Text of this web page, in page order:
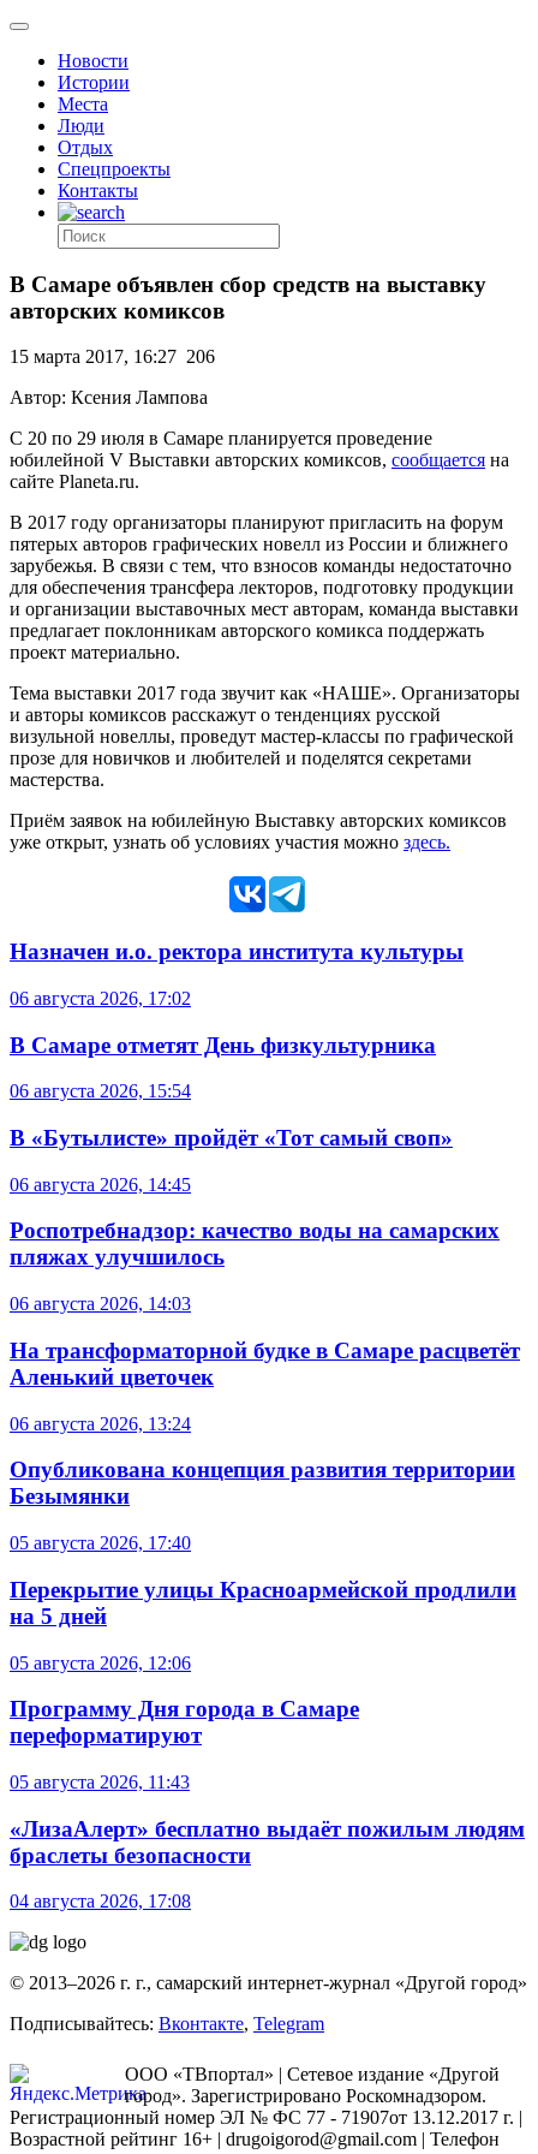
Новости
Истории
Места
Люди
Отдых
Спецпроекты
Контакты
В Самаре объявлен сбор средств на выставку
авторских комиксов
15 марта 2017, 16:27 206
Автор: Ксения Лампова
С 20 по 29 июля в Самаре планируется проведение
юбилейной V Выставки авторских комиксов, сообщается на
сайте Planeta.ru.
В 2017 году организаторы планируют пригласить на форум
пятерых авторов графических новелл из России и ближнего
зарубежья. В связи с тем, что взносов команды недостаточно
для обеспечения трансфера лекторов, подготовку продукции
и организации выставочных мест авторам, команда выставки
предлагает поклонникам авторского комикса поддержать
проект материально.
Тема выставки 2017 года звучит как «НАШЕ». Организаторы
и авторы комиксов расскажут о тенденциях русской
визульной новеллы, проведут мастер-классы по графической
прозе для новичков и любителей и поделятся секретами
мастерства.
Приём заявок на юбилейную Выставку авторских комиксов
уже открыт, узнать об условиях участия можно здесь.
Назначен и.о. ректора института культуры
06 августа 2026, 17:02
В Самаре отметят День физкультурника
06 августа 2026, 15:54
В «Бутылисте» пройдёт «Тот самый своп»
06 августа 2026, 14:45
Роспотребнадзор: качество воды на самарских
пляжах улучшилось
06 августа 2026, 14:03
На трансформаторной будке в Самаре расцветёт
Аленький цветочек
06 августа 2026, 13:24
Опубликована концепция развития территории
Безымянки
05 августа 2026, 17:40
Перекрытие улицы Красноармейской продлили
на 5 дней
05 августа 2026, 12:06
Программу Дня города в Самаре
переформатируют
05 августа 2026, 11:43
«ЛизаАлерт» бесплатно выдаёт пожилым людям
браслеты безопасности
04 августа 2026, 17:08
© 2013–2026 г. г., самарский интернет-журнал «Другой город»
Подписывайтесь: Вконтакте, Telegram
ООО «ТВпортал» | Сетевое издание «Другой
город». Зарегистрировано Роскомнадзором.
Регистрационный номер ЭЛ № ФС 77 - 71907от 13.12.2017 г. |
Возрастной рейтинг 16+ | drugoigorod@gmail.com | Телефон